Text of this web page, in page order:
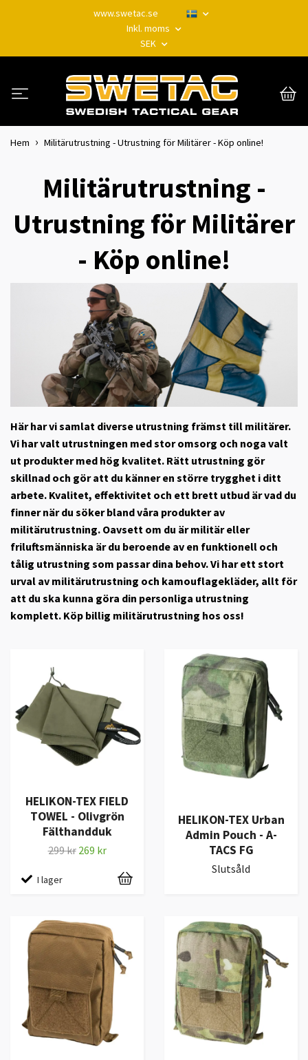
www.swetac.se
Inkl. moms
SEK
Hem Militärutrustning - Utrustning för Militärer - Köp online!
Militärutrustning -
Utrustning för Militärer
- Köp online!
Här har vi samlat diverse utrustning främst till militärer.
Vi har valt utrustningen med stor omsorg och noga valt
ut produkter med hög kvalitet. Rätt utrustning gör
skillnad och gör att du känner en större trygghet i ditt
arbete. Kvalitet, effektivitet och ett brett utbud är vad du
finner när du söker bland våra produkter av
militärutrustning. Oavsett om du är militär eller
friluftsmänniska är du beroende av en funktionell och
tålig utrustning som passar dina behov. Vi har ett stort
urval av militärutrustning och kamouflagekläder, allt för
att du ska kunna göra din personliga utrustning
komplett. Köp billig militärutrustning hos oss!
HELIKON-TEX FIELD
TOWEL - Olivgrön
Fälthandduk
299 kr 269 kr
I lager
HELIKON-TEX Urban
Admin Pouch - A-
TACS FG
Slutsåld